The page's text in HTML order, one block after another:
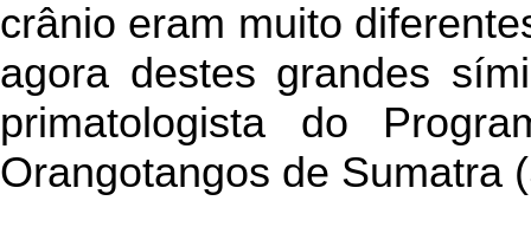
crânio eram muito
agora destes grandes
primatologista do
Orangotangos de Sumatra